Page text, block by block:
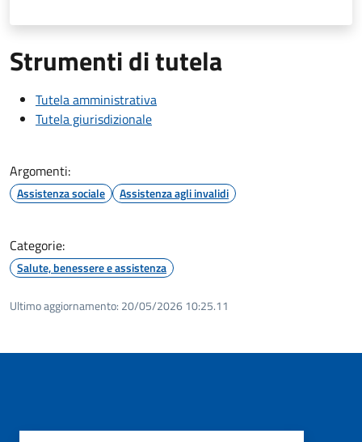
Strumenti di tutela
Tutela amministrativa
Tutela giurisdizionale
Argomenti:
Assistenza sociale Assistenza agli invalidi
Categorie:
Salute, benessere e assistenza
Ultimo aggiornamento: 20/05/2026 10:25.11